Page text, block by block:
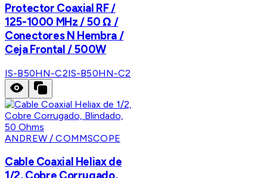
Protector Coaxial RF /
125-1000 MHz / 50 Ω /
Conectores N Hembra /
Ceja Frontal / 500W
IS-B50HN-C2IS-B50HN-C2
ANDREW / COMMSCOPE
Cable Coaxial Heliax de